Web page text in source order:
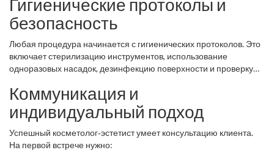
рекомендуется ежегодно проходить повышение квалификации,
так как оборудование и методики быстро меняются.
Гигиенические протоколы и
безопасность
Любая процедура начинается с гигиенических протоколов. Это
включает стерилизацию инструментов, использование
одноразовых насадок, дезинфекцию поверхности и проверку
заболевания). Нарушения могут привести к инфекциям и
юридическим последствиям.
Коммуникация и
индивидуальный подход
Успешный косметолог‑эстетист умеетконсультацию клиента.
На первой встрече нужно: